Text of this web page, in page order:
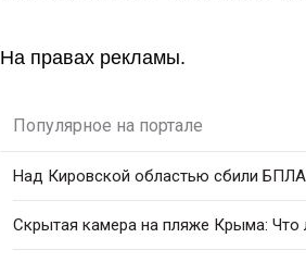
На правах рекламы.
Популярное на портале
Над Кировской областью сбили БПЛА
Скрытая камера на пляже Крыма: Что